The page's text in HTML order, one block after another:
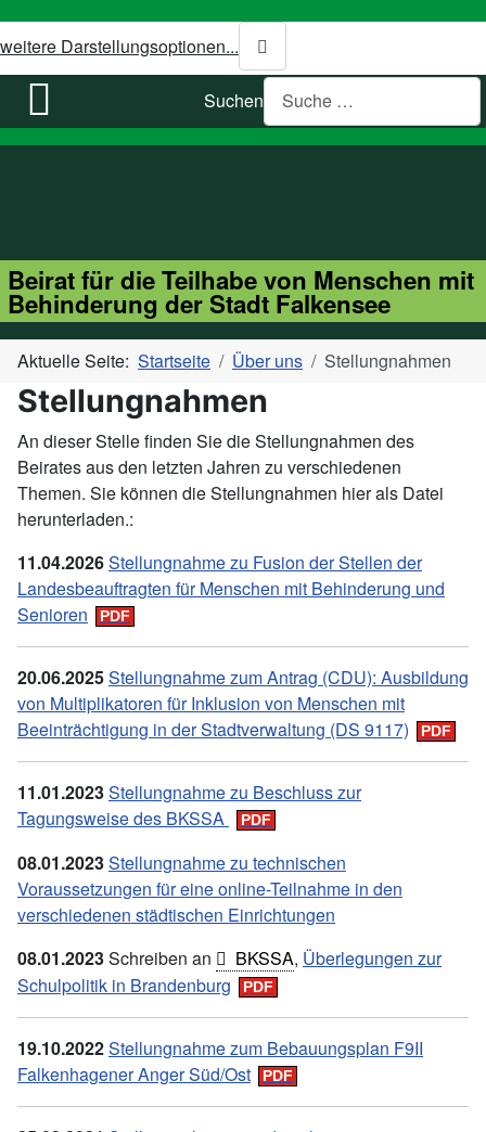
weitere Darstellungsoptionen...
Suchen
Beirat für die Teilhabe von Menschen mit
Behinderung der Stadt Falkensee
Aktuelle Seite: Startseite Über uns Stellungnahmen
Stellungnahmen
An dieser Stelle finden Sie die Stellungnahmen des
Beirates aus den letzten Jahren zu verschiedenen
Themen. Sie können die Stellungnahmen hier als Datei
herunterladen.:
11.04.2026Stellungnahme zu Fusion der Stellen der
Landesbeauftragten für Menschen mit Behinderung und
Senioren
20.06.2025Stellungnahme zum Antrag (CDU): Ausbildung
von Multiplikatoren für Inklusion von Menschen mit
Beeinträchtigung in der Stadtverwaltung (DS 9117)
11.01.2023Stellungnahme zu Beschluss zur
Tagungsweise des BKSSA
08.01.2023Stellungnahme zu technischen
Voraussetzungen für eine online-Teilnahme in den
verschiedenen städtischen Einrichtungen
08.01.2023Schreiben an BKSSA, Überlegungen zur
Schulpolitik in Brandenburg
19.10.2022Stellungnahme zum Bebauungsplan F9II
Falkenhagener Anger Süd/Ost